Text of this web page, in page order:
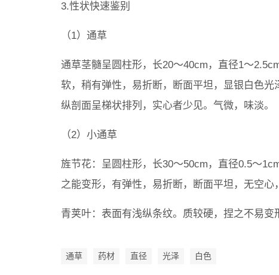
3.性状快速鉴别
（1）通草
通草茎髓呈圆柱形，长20～40cm，直径1～
软，稍有弹性，易折断，断面平坦，显银白色光
纵剖面呈梯状排列，实心者少见。气微，味淡。
（2）小通草
旌节花：呈圆柱形，长30～50cm，直径0.5～
之能变形，有弹性，易折断，断面平坦，无空心
青荚叶：表面有浅纵条纹。质较硬，捏之不易变
通草 药材 直径 光泽 白色